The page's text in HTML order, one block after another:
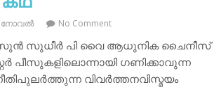
നോവല്‍ No Comment
സുധീർ പി വൈ ആധുനിക ചൈനീസ്
പീസുകളിലൊന്നായി ഗണിക്കാവുന്ന
വിവർത്തനവിസ്മയം